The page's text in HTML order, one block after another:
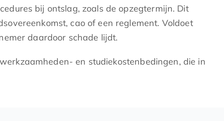
bij ontslag, zoals de opzegtermijn. Dit
cao of een reglement. Voldoet
daardoor schade lijdt.
en studiekostenbedingen, die in